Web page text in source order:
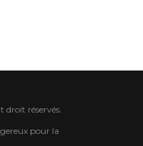
droit réservés.
pour la